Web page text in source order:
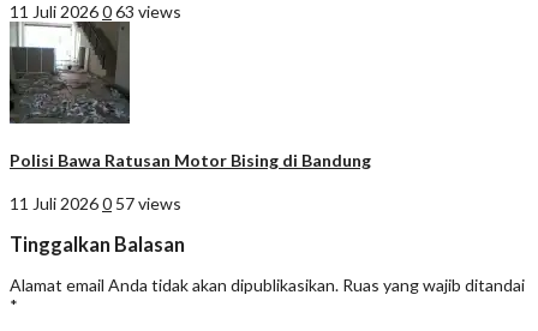
11 Juli 2026063 views
Polisi Bawa Ratusan Motor Bising di Bandung
11 Juli 20260 57 views
Tinggalkan Balasan
Alamat email Anda tidak akan dipublikasikan. Ruas yang wajib ditandai
*